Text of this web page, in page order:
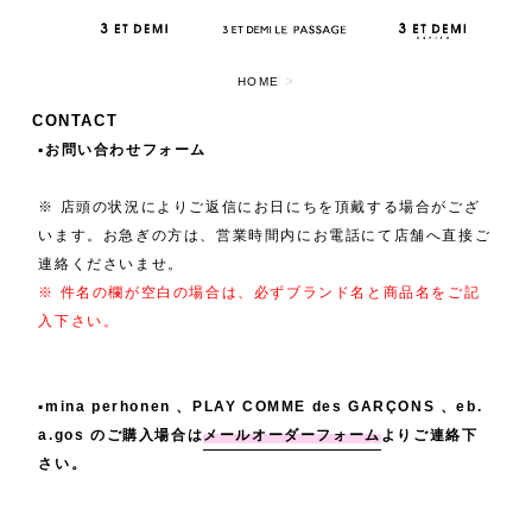
HOME >
CONTACT
▪️お問い合わせフォーム
※ 店頭の状況によりご返信にお日にちを頂戴する場合がござ
います。お急ぎの方は、営業時間内にお電話にて店舗へ直接ご
連絡くださいませ。
※ 件名の欄が空白の場合は、必ずブランド名と商品名をご記
入下さい。
▪️mina perhonen 、PLAY COMME des GARÇONS 、eb.
a.gos のご購入場合はメールオーダーフォームよりご連絡下
さい。